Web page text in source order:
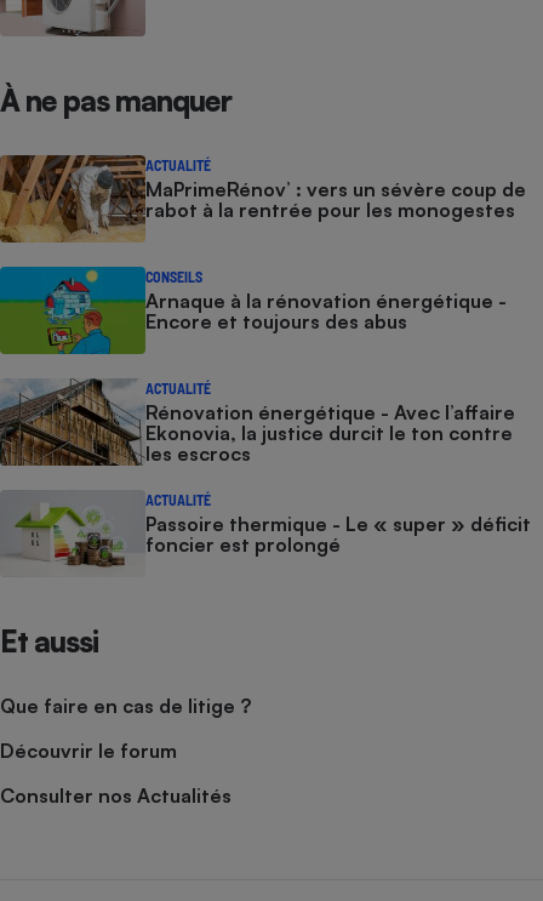
À ne pas manquer
ACTUALITÉ
MaPrimeRénov’ : vers un sévère coup de
rabot à la rentrée pour les monogestes
CONSEILS
Arnaque à la rénovation énergétique -
Encore et toujours des abus
ACTUALITÉ
Rénovation énergétique - Avec l’affaire
Ekonovia, la justice durcit le ton contre
les escrocs
ACTUALITÉ
Passoire thermique - Le « super » déficit
foncier est prolongé
Et aussi
Que faire en cas de litige ?
Découvrir le forum
Consulter nos Actualités